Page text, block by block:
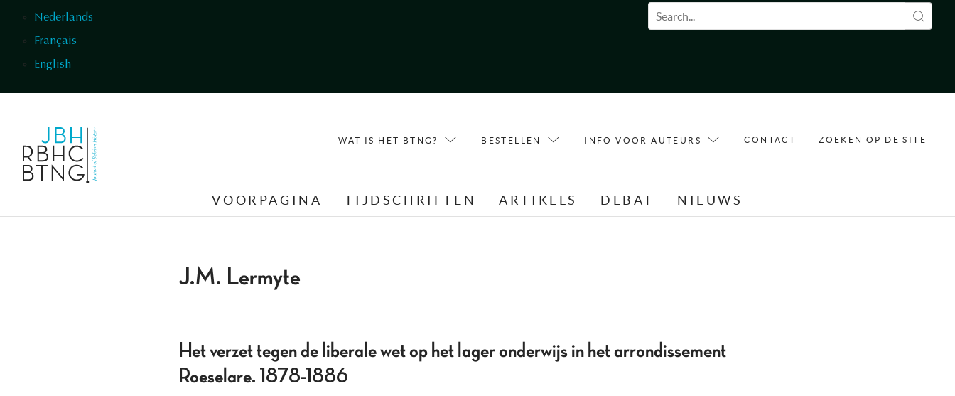
Nederlands
Français
English
Zoekveld
WAT IS HET BTNG? BESTELLEN INFO VOOR AUTEURS CONTACT ZOEKEN OP DE SITE
VOORPAGINA TIJDSCHRIFTEN ARTIKELS DEBAT NIEUWS
J.M. Lermyte
Het verzet tegen de liberale wet op het lager onderwijs in het arrondissement
Roeselare. 1878-1886